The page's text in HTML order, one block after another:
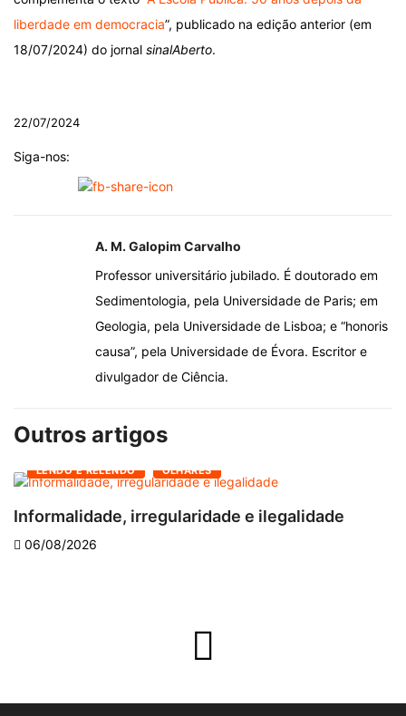
liberdade em democracia”, publicado na edição anterior (em
18/07/2024) do jornal sinalAberto.
22/07/2024
Siga-nos:
A. M. Galopim Carvalho
Professor universitário jubilado. É doutorado em
Sedimentologia, pela Universidade de Paris; em
Geologia, pela Universidade de Lisboa; e “honoris
causa”, pela Universidade de Évora. Escritor e
divulgador de Ciência.
Outros artigos
LENDO E RELENDO OLHARES
Informalidade, irregularidade e ilegalidade
06/08/2026